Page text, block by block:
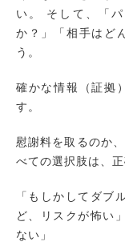
い。 そして、「
か？」「相手はど
う。
確かな情報（証拠
す。
慰謝料を取るのか
べての選択肢は、
「もしかしてダブ
ど、リスクが怖い
ない」